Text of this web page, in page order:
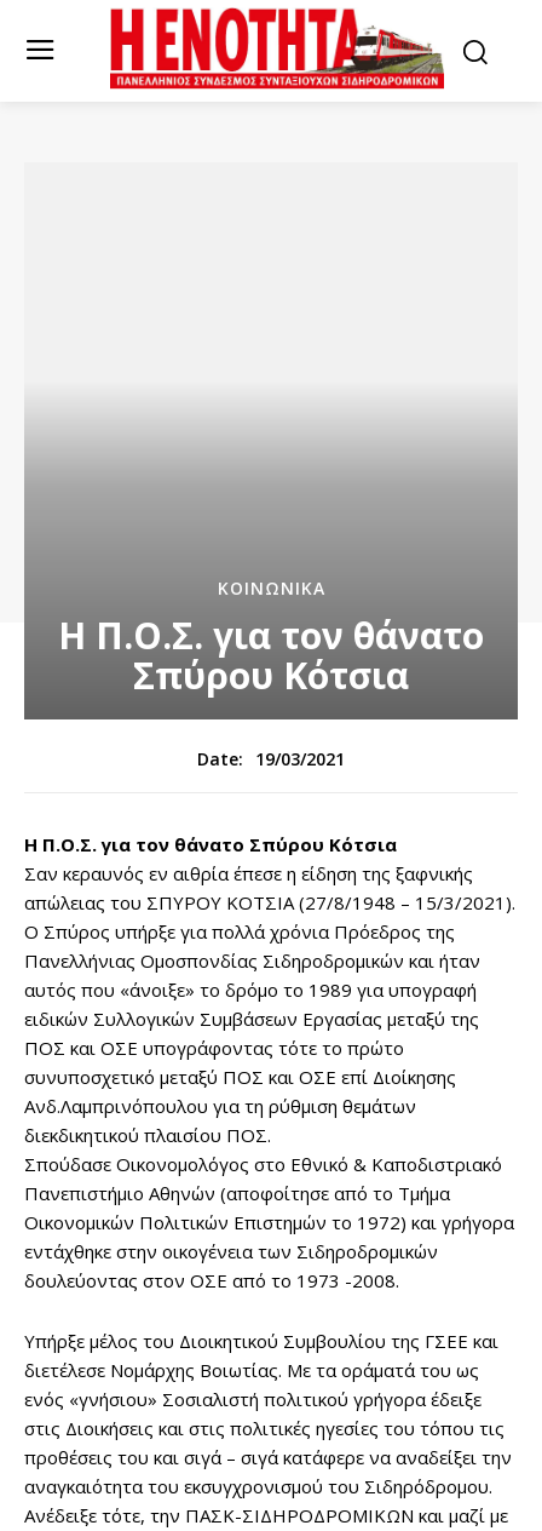
ΚΟΙΝΩΝΙΚΆ
Η Π.Ο.Σ. για τον θάνατο
Σπύρου Κότσια
Date: 19/03/2021
Η Π.Ο.Σ. για τον θάνατο Σπύρου Κότσια
Σαν κεραυνός εν αιθρία έπεσε η είδηση της ξαφνικής
απώλειας του ΣΠΥΡΟΥ ΚΟΤΣΙΑ (27/8/1948 – 15/3/2021).
Ο Σπύρος υπήρξε για πολλά χρόνια Πρόεδρος της
Πανελλήνιας Ομοσπονδίας Σιδηροδρομικών και ήταν
αυτός που «άνοιξε» το δρόμο το 1989 για υπογραφή
ειδικών Συλλογικών Συμβάσεων Εργασίας μεταξύ της
ΠΟΣ και ΟΣΕ υπογράφοντας τότε το πρώτο
συνυποσχετικό μεταξύ ΠΟΣ και ΟΣΕ επί Διοίκησης
Ανδ.Λαμπρινόπουλου για τη ρύθμιση θεμάτων
διεκδικητικού πλαισίου ΠΟΣ.
Σπούδασε Οικονομολόγος στο Εθνικό & Καποδιστριακό
Πανεπιστήμιο Αθηνών (αποφοίτησε από το Τμήμα
Οικονομικών Πολιτικών Επιστημών το 1972) και γρήγορα
εντάχθηκε στην οικογένεια των Σιδηροδρομικών
δουλεύοντας στον ΟΣΕ από το 1973 -2008.
Υπήρξε μέλος του Διοικητικού Συμβουλίου της ΓΣΕΕ και
διετέλεσε Νομάρχης Βοιωτίας. Με τα οράματά του ως
ενός «γνήσιου» Σοσιαλιστή πολιτικού γρήγορα έδειξε
στις Διοικήσεις και στις πολιτικές ηγεσίες του τόπου τις
προθέσεις του και σιγά – σιγά κατάφερε να αναδείξει την
αναγκαιότητα του εκσυγχρονισμού του Σιδηρόδρομου.
Ανέδειξε τότε, την ΠΑΣΚ-ΣΙΔΗΡΟΔΡΟΜΙΚΩΝ και μαζί με